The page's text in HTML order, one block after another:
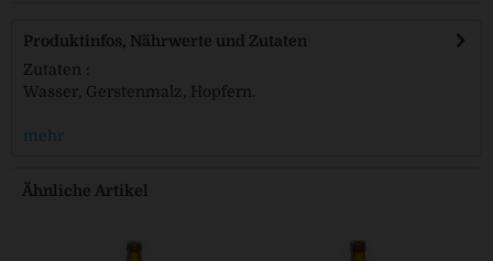
Produktinfos, Nährwerte und Zutaten
Zutaten :
Wasser, Gerstenmalz, Hopfern.
mehr
Ähnliche Artikel